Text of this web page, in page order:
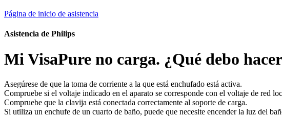
Página de inicio de asistencia
Asistencia de Philips
Mi VisaPure no carga. ¿Qué debo
Asegúrese de que la toma de corriente a la que está enchufado está activa.
Compruebe si el voltaje indicado en el aparato se corresponde con el voltaje de red
Compruebe que la clavija está conectada correctamente al soporte de carga.
Si utiliza un enchufe de un cuarto de baño, puede que necesite encender la luz del